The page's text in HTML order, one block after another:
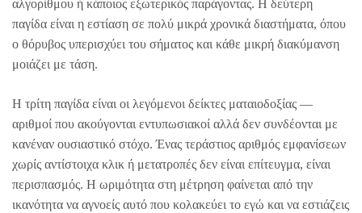
αλγορίθμου ή κάποιος εξωτερικός παράγοντας. Η δεύτερη
παγίδα είναι η εστίαση σε πολύ μικρά χρονικά διαστήματα, όπου
ο θόρυβος υπερισχύει του σήματος και κάθε μικρή διακύμανση
μοιάζει με τάση.
Η τρίτη παγίδα είναι οι λεγόμενοι δείκτες ματαιοδοξίας —
αριθμοί που ακούγονται εντυπωσιακοί αλλά δεν συνδέονται με
κανέναν ουσιαστικό στόχο. Ένας τεράστιος αριθμός εμφανίσεων
χωρίς αντίστοιχα κλικ ή μετατροπές δεν είναι επίτευγμα, είναι
περισπασμός. Η ωριμότητα στη μέτρηση φαίνεται από την
ικανότητα να αγνοείς αυτό που κολακεύει το εγώ και να εστιάζεις